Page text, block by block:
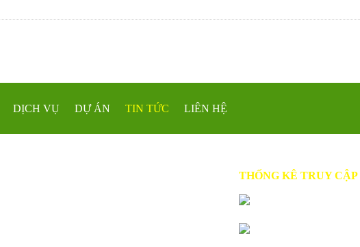
DỊCH VỤ DỰ ÁN TIN TỨC LIÊN HỆ
THỐNG KÊ TRUY CẬP